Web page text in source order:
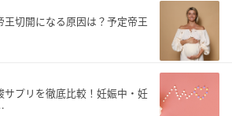
切開になる原因は？予定帝王
サプリを徹底比較！妊娠中・妊